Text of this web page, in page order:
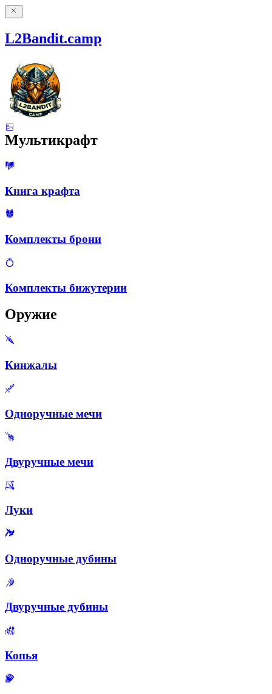
L2Bandit.camp
Мультикрафт
Книга крафта
Комплекты брони
Комплекты бижутерии
Оружие
Кинжалы
Одноручные мечи
Двуручные мечи
Луки
Одноручные дубины
Двуручные дубины
Копья